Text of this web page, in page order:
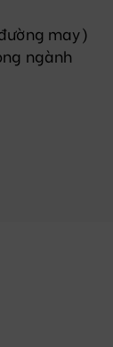
may)
ngành